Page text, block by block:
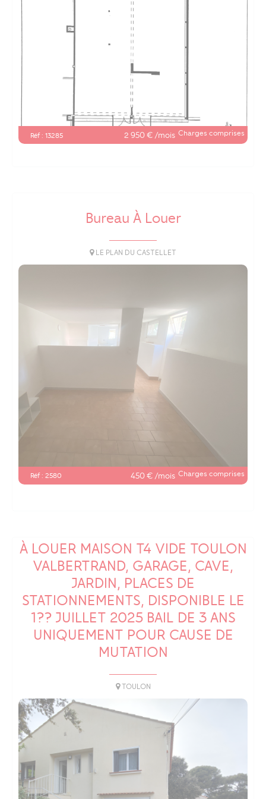
Réf : 13285 2 950 € /mois Charges comprises
Bureau À Louer
LE PLAN DU CASTELLET
Réf : 2580 450 € /mois Charges comprises
À LOUER MAISON T4 VIDE TOULON
VALBERTRAND, GARAGE, CAVE,
JARDIN, PLACES DE
STATIONNEMENTS, DISPONIBLE LE
1?? JUILLET 2025 BAIL DE 3 ANS
UNIQUEMENT POUR CAUSE DE
MUTATION
TOULON